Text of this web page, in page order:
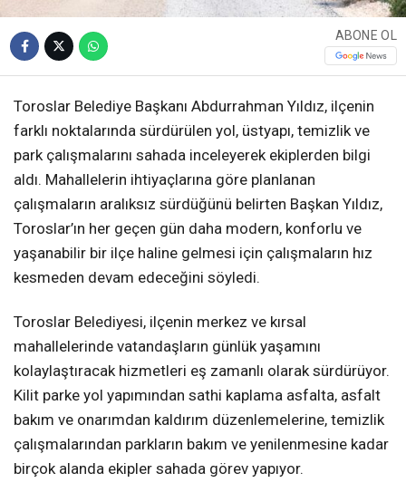
ABONE OL
Toroslar Belediye Başkanı Abdurrahman Yıldız, ilçenin
farklı noktalarında sürdürülen yol, üstyapı, temizlik ve
park çalışmalarını sahada inceleyerek ekiplerden bilgi
aldı. Mahallelerin ihtiyaçlarına göre planlanan
çalışmaların aralıksız sürdüğünü belirten Başkan Yıldız,
Toroslar’ın her geçen gün daha modern, konforlu ve
yaşanabilir bir ilçe haline gelmesi için çalışmaların hız
kesmeden devam edeceğini söyledi.
Toroslar Belediyesi, ilçenin merkez ve kırsal
mahallelerinde vatandaşların günlük yaşamını
kolaylaştıracak hizmetleri eş zamanlı olarak sürdürüyor.
Kilit parke yol yapımından sathi kaplama asfalta, asfalt
bakım ve onarımdan kaldırım düzenlemelerine, temizlik
çalışmalarından parkların bakım ve yenilenmesine kadar
birçok alanda ekipler sahada görev yapıyor.